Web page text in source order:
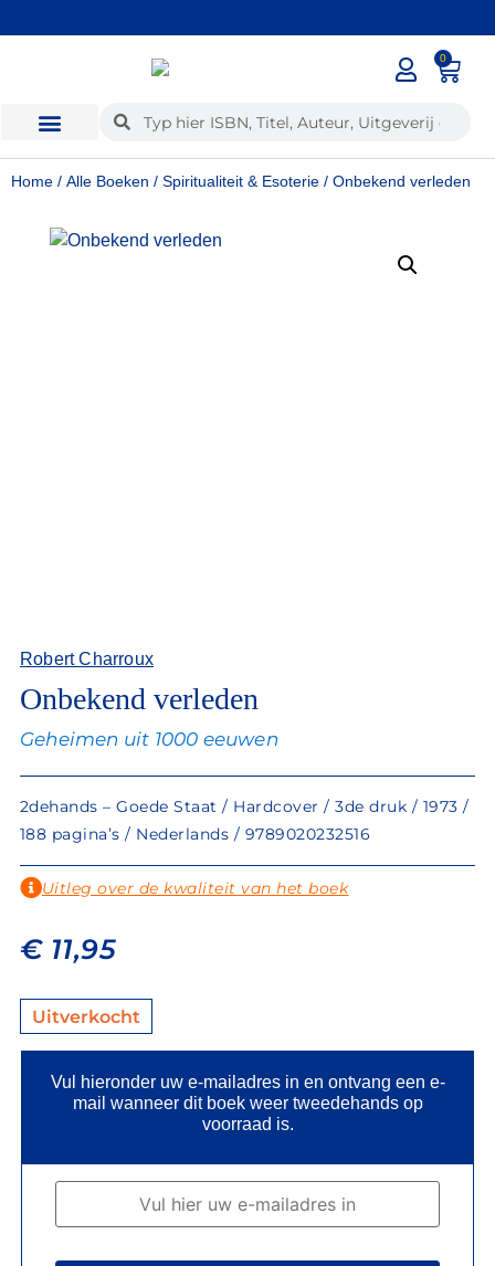
Voor 12:00 besteld, dezelfde dag verzonden 0
Home / Alle Boeken / Spiritualiteit & Esoterie / Onbekend verleden
Robert Charroux
Onbekend verleden
Geheimen uit 1000 eeuwen
2dehands – Goede Staat / Hardcover / 3de druk / 1973 /
188 pagina’s / Nederlands / 9789020232516
Uitleg over de kwaliteit van het boek
€11,95
Uitverkocht
Vul hieronder uw e-mailadres in en ontvang een e-
mail wanneer dit boek weer tweedehands op
voorraad is.